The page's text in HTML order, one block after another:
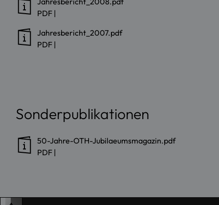
PDF |
Jahresbericht_2007.pdf
PDF |
Sonderpublikationen
50-Jahre-OTH-Jubilaeumsmagazin.pdf
PDF |